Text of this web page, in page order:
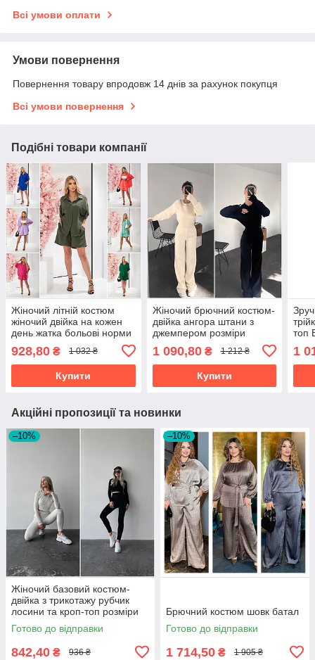
Всі умови оплати
Умови повернення
Повернення товару впродовж 14 днів за рахунок покупця
Всі умови повернення
Подібні товари компанії
Жіночий літній костюм
жіночий двійка на кожен
день жатка больові норми
928,80 ₴ 1 032 ₴
Купити
Жіночий брючний костюм-
двійка ангора штани з
джемпером розміри
1 090,80₴ 1 212 ₴
Купити
топ
1
Акційні пропозиції та новинки
–10%
Жіночий базовий костюм-
двійка з трикотажу рубчик
лосини та кроп-топ розміри
норма
Готово до відправки
842,40 ₴ 936 ₴
–10%
Брючний костюм шовк батал
Готово до відправки
1 714,50 ₴ 1 905 ₴